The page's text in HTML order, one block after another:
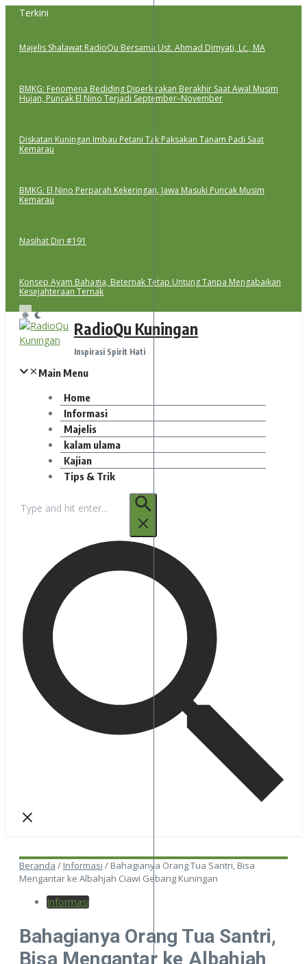
Lewati
Terkini
Majelis Shalawat RadioQu Bersama Ust. Ahmad Dimyati, Lc., MA
BMKG: Fenomena Bediding Diperkirakan Berakhir Saat Awal Musim
Hujan, Puncak El Nino Terjadi September–November
Diskatan Kuningan Imbau Petani Tak Paksakan Tanam Padi Saat
Kemarau
BMKG: El Nino Perparah Kekeringan, Jawa Masuki Puncak Musim
Kemarau
Nasihat Diri #191
Konsep Ayam Bahagia, Beternak Tetap Untung Tanpa Mengabaikan
Kesejahteraan Ternak
RadioQu Kuningan
Inspirasi Spirit Hati
Main Menu
Home
Informasi
Majelis
kalam ulama
Kajian
Tips & Trik
untuk:
Beranda / Informasi / Bahagianya Orang Tua Santri, Bisa
Mengantar ke Albahjah Ciawi Gebang Kuningan
Informasi
Bahagianya Orang Tua Santri,
Bisa Mengantar ke Albahjah